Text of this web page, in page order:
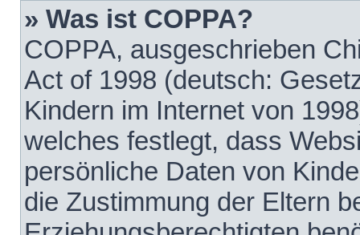
» Was ist COPPA?
COPPA, ausgeschrieben
Act of 1998 (deutsch:
Kindern im Internet von
welches festlegt, dass
persönliche Daten von
die Zustimmung der Eltern